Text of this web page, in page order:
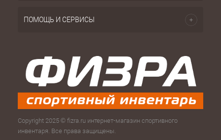
ПОМОЩЬ И СЕРВИСЫ
Copyright 2025 © fizra.ru интернет-магазин спортивного
инвентаря. Все права защищены.